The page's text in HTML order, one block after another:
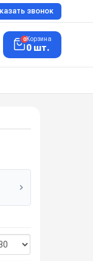
звонок
0Корзина
0 шт.